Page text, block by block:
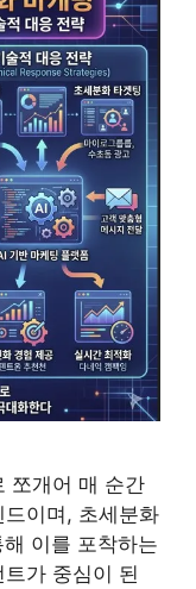
쪼개어 매 순간
이며, 초세분화
이를 포착하는
가 중심이 된